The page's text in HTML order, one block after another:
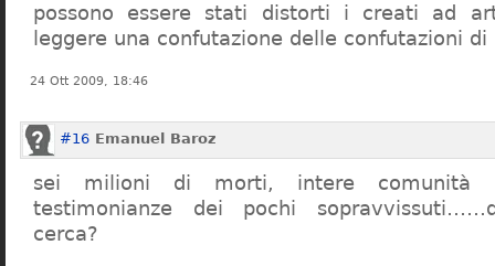
possono essere stati distorti i creati ad
leggere una confutazione delle confutazioni di
24 Ott 2009, 18:46
#16 Emanuel Baroz
sei milioni di morti, intere comunità
testimonianze dei pochi
cerca?